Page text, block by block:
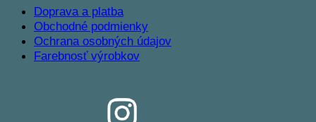
Doprava a platba
Obchodné podmienky
Ochrana osobných údajov
Farebnosť výrobkov